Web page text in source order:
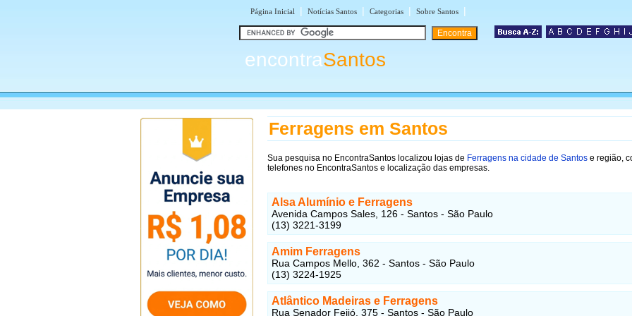
Página Inicial | Notícias Santos | Categorias | Sobre Santos |
encontraSantos
Ferragens em Santos
Sua pesquisa no EncontraSantos localizou lojas de Ferragens na cidade de Santos e região,
telefones no EncontraSantos e localização das empresas.
Alsa Alumínio e Ferragens
Avenida Campos Sales, 126 - Santos - São Paulo
(13) 3221-3199
Amim Ferragens
Rua Campos Mello, 362 - Santos - São Paulo
(13) 3224-1925
Atlântico Madeiras e Ferragens
Rua Senador Feijó, 375 - Santos - São Paulo